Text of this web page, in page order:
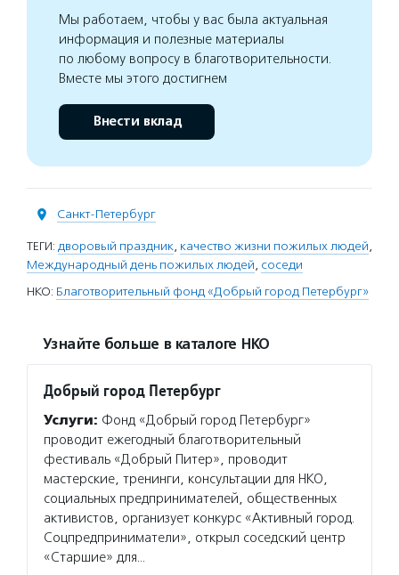
Мы работаем, чтобы у вас была актуальная
информация и полезные материалы
по любому вопросу в благотворительности.
Вместе мы этого достигнем
Внести вклад
Санкт-Петербург
ТЕГИ: дворовый праздник, качество жизни пожилых людей,
Международный день пожилых людей, соседи
НКО: Благотворительный фонд «Добрый город Петербург»
Узнайте больше в каталоге НКО
Добрый город Петербург
Услуги: Фонд «Добрый город Петербург»
проводит ежегодный благотворительный
фестиваль «Добрый Питер», проводит
мастерские, тренинги, консультации для НКО,
социальных предпринимателей, общественных
активистов, организует конкурс «Активный город.
Соцпредприниматели», открыл соседский центр
«Старшие» для…